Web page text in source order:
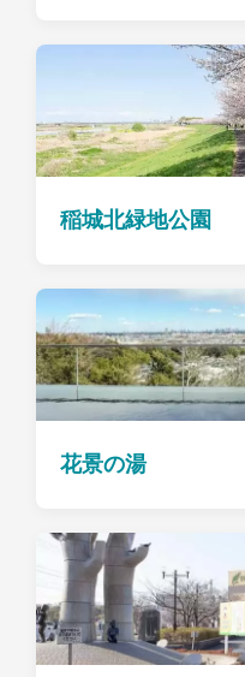
稲城北緑地公園
花景の湯